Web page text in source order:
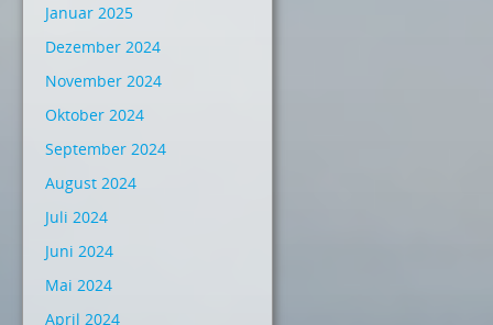
Januar 2025
Dezember 2024
November 2024
Oktober 2024
September 2024
August 2024
Juli 2024
Juni 2024
Mai 2024
April 2024